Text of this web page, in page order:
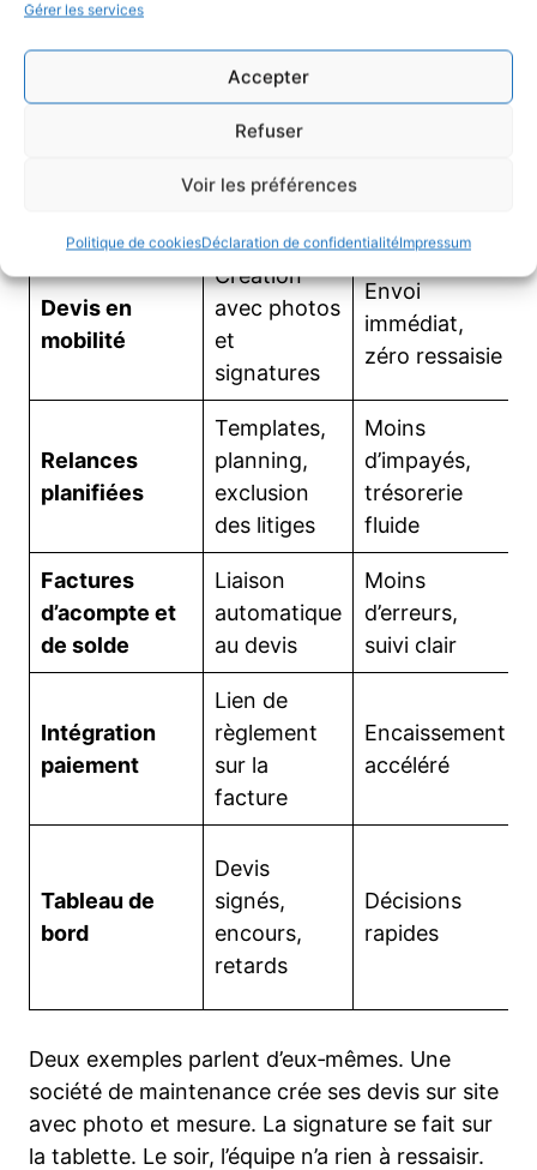
Gérer les services
Accepter
Refuser
Voir les préférences
Politique de cookiesDéclaration de confidentialitéImpressum
la démo
Les demandes ci-dessous se valident en essai.
Elles couvrent les étapes qui prennent du
temps et de l’énergie.
À vérifier
Devis en
mobilité
Création
avec photos
et
signatures
Envoi
immédiat,
zéro ressaisie
Relances
planifiées
Templates,
planning,
exclusion
des litiges
Moins
d’impayés,
trésorerie
fluide
Factures
d’acompte et
de solde
Liaison
automatique
au devis
Moins
d’erreurs,
suivi clair
Intégration
paiement
Lien de
règlement
sur la
facture
Encaissement
accéléré
Tableau de
bord
Devis
signés,
encours,
retards
Décisions
rapides
Deux exemples parlent d’eux‑mêmes. Une
société de maintenance crée ses devis sur site
avec photo et mesure. La signature se fait sur
la tablette. Le soir, l’équipe n’a rien à ressaisir.